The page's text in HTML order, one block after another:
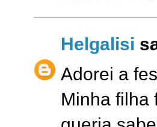
Helgalisi
Adorei a
Minha filha